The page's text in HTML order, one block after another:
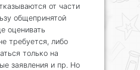
от части
общепринятой
оценивать
требуется, либо
только на
заявления и пр. Но